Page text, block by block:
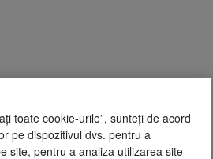
toate cookie-urile”, sunteți de acord
pe dispozitivul dvs. pentru a
site, pentru a analiza utilizarea site-